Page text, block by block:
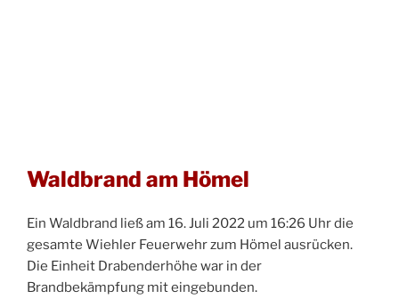
Waldbrand am Hömel
Ein Waldbrand ließ am 16. Juli 2022 um 16:26 Uhr die
gesamte Wiehler Feuerwehr zum Hömel ausrücken.
Die Einheit Drabenderhöhe war in der
Brandbekämpfung mit eingebunden.